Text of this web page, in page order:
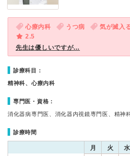
心療内科 うつ病
気が滅入
2.5
先生は優しいですが…
診療科目：
精神科、心療内科
専門医・資格：
消化器病専門医、消化器内視鏡専門医、精神
診療時間
月 火 水